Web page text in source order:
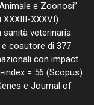
e Zoonosi”
XXXVI).
sanità veterinaria
coautore di 377
con impact
= 56 (Scopus).
e Journal of